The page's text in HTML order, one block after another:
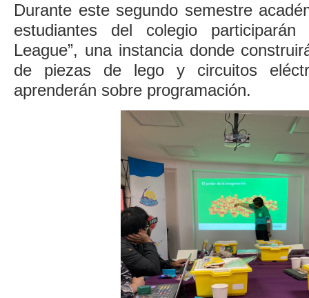
Durante este segundo semestre
estudiantes del colegio
League”, una instancia donde
de piezas de lego y circuitos
aprenderán sobre programación.